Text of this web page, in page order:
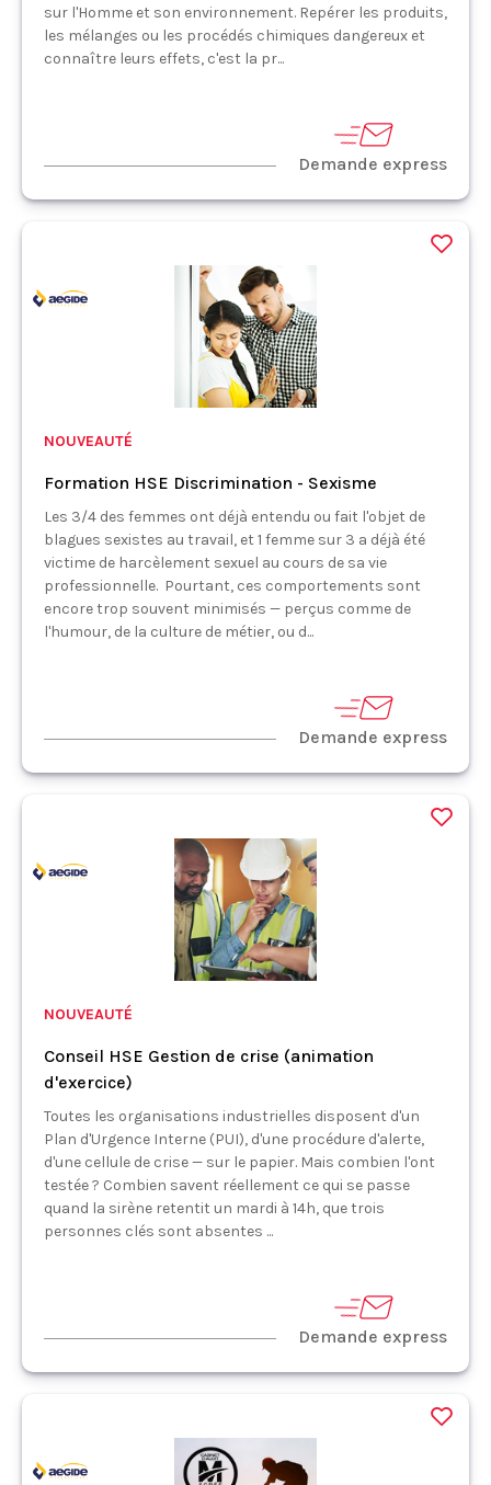
sur l'Homme et son environnement. Repérer les produits,
les mélanges ou les procédés chimiques dangereux et
connaître leurs effets, c'est la pr...
Demande express
NOUVEAUTÉ
Formation HSE Discrimination - Sexisme
Les 3/4 des femmes ont déjà entendu ou fait l'objet de
blagues sexistes au travail, et 1 femme sur 3 a déjà été
victime de harcèlement sexuel au cours de sa vie
professionnelle. Pourtant, ces comportements sont
encore trop souvent minimisés — perçus comme de
l'humour, de la culture de métier, ou d...
Demande express
NOUVEAUTÉ
Conseil HSE Gestion de crise (animation
d'exercice)
Toutes les organisations industrielles disposent d'un
Plan d'Urgence Interne (PUI), d'une procédure d'alerte,
d'une cellule de crise — sur le papier. Mais combien l'ont
testée ? Combien savent réellement ce qui se passe
quand la sirène retentit un mardi à 14h, que trois
personnes clés sont absentes ...
Demande express